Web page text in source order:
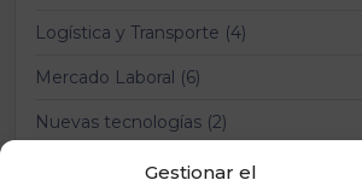
Gestionar el
Logística y Transporte (4)
Mercado Laboral (6)
Nuevas tecnologías (2)
Prevención Riesgos Laborales (12)